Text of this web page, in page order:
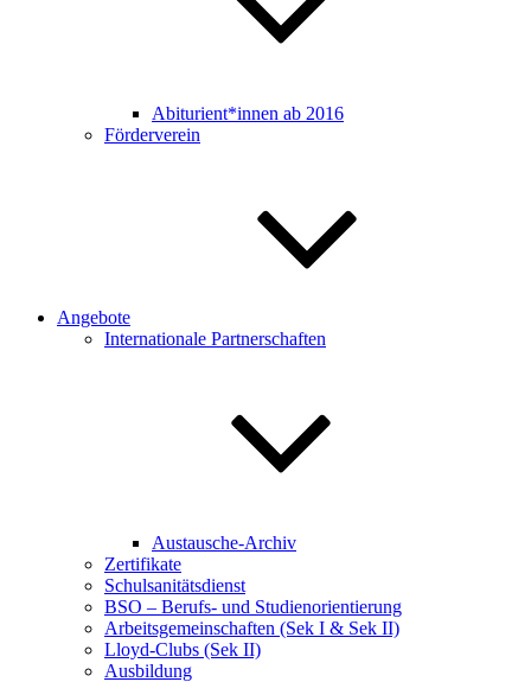
Abiturient*innen ab 2016
Förderverein
Angebote
Internationale Partnerschaften
Austausche-Archiv
Zertifikate
Schulsanitätsdienst
BSO – Berufs- und Studienorientierung
Arbeitsgemeinschaften (Sek I & Sek II)
Lloyd-Clubs (Sek II)
Ausbildung